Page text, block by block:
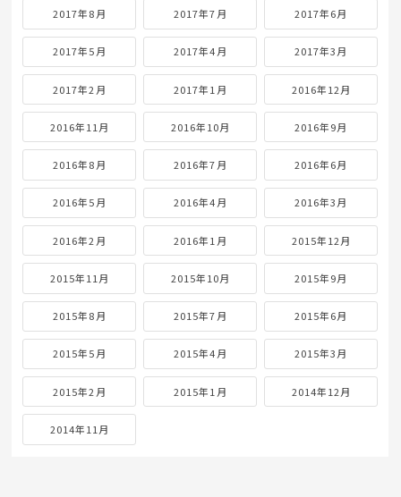
2017年8月 2017年7月 2017年6月
2017年5月 2017年4月 2017年3月
2017年2月 2017年1月 2016年12月
2016年11月 2016年10月 2016年9月
2016年8月 2016年7月 2016年6月
2016年5月 2016年4月 2016年3月
2016年2月 2016年1月 2015年12月
2015年11月 2015年10月 2015年9月
2015年8月 2015年7月 2015年6月
2015年5月 2015年4月 2015年3月
2015年2月 2015年1月 2014年12月
2014年11月